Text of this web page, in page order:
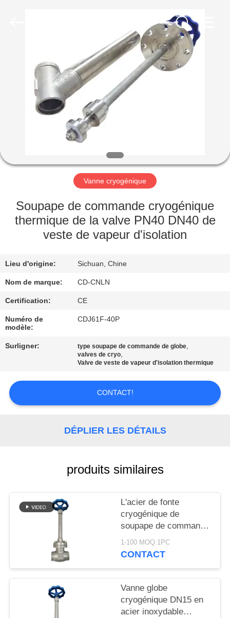
PRODUITS
VIDÉOS
AU
SUJET
NOUS
VISITE
CONTRÔLE
DE
QUALITÉ
CONTACTEZ-
NOUVELLES
DEMANDEZ
CITATION
POLITIQUE
Vanne cryogénique
Soupape de commande cryogénique
thermique de la valve PN40 DN40 de
veste de vapeur d'isolation
Lieu d'origine: Sichuan, Chine
Nom de marque: CD-CNLN
Certification: CE
Numéro de
modèle:
CDJ61F-40P
Surligner: type soupape de commande de globe,
valves de cryo,
Valve de veste de vapeur d'isolation thermique
CONTACT!
DÉPLIER LES DÉTAILS
produits similaires
L'acier de fonte
cryogénique de
soupape de commande
de globe ou l'acier
inoxydable ou adaptent
1-100 MOQ:1PC
CONTACT
Vanne globe
cryogénique DN15 en
acier inoxydable